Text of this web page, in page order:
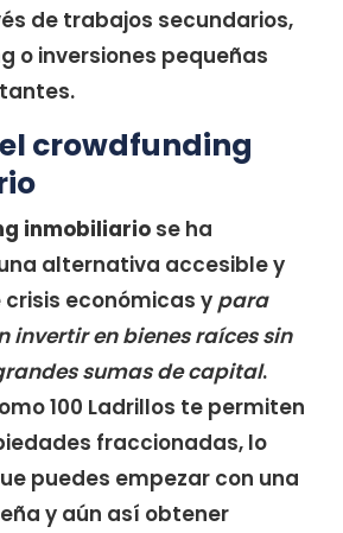
de trabajos secundarios,
o inversiones pequeñas
crowdfunding
inmobiliario se ha
alternativa accesible y
económicas y para
invertir en bienes raíces sin
sumas de capital.
100 Ladrillos te permiten
fraccionadas, lo
puedes empezar con una
y aún así obtener